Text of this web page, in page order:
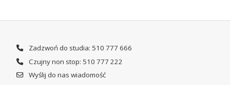
Zadzwoń do studia: 510 777 666
Czujny non stop: 510 777 222
Wyślij do nas wiadomość